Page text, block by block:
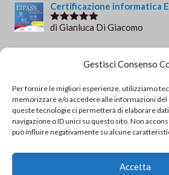
Gestisci Consenso
Per fornire le migliori esperienze, utilizziamo
memorizzare e/o accedere alle informazioni del
queste tecnologie ci permetterà di elaborare
navigazione o ID unici su questo sito. Non
può influire negativamente su alcune
Accetta
Certificazione informatica
Valutato5
di Gianluca Di Giacomo
84013 Cava de' Tirreni
+39 329 952 9244
info@solsisacademy.it
Lun-Ven: 09:30-18:30, Sab: 10:00-
Pausa pranzo: 13:30-15:30